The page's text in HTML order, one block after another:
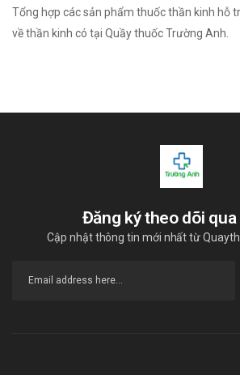
Tổng hợp các sản phẩm thuốc thần kinh hỗ
về thần kinh có tại Quầy thuốc Trường Anh.
Đăng ký theo dõi qua
Cập nhật thông tin mới nhất từ